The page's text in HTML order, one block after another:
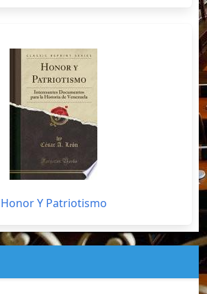
Honor Y Patriotismo